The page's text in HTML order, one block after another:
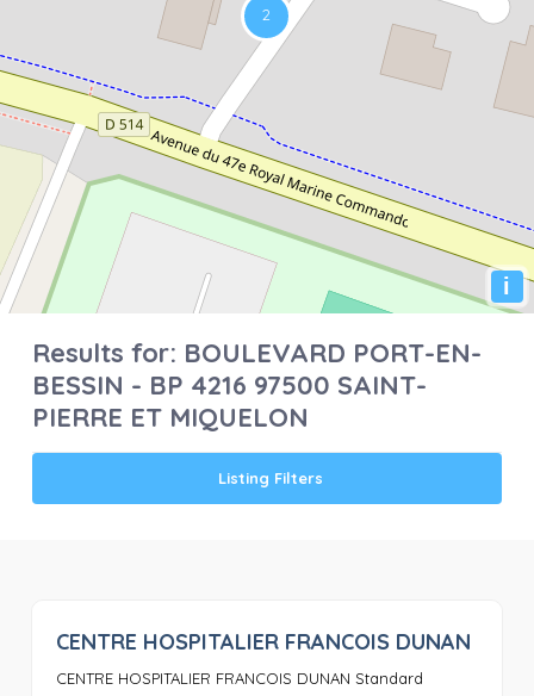
i
Results for: BOULEVARD PORT-EN-
BESSIN - BP 4216 97500 SAINT-
PIERRE ET MIQUELON
Listing Filters
0
CENTRE HOSPITALIER FRANCOIS DUNAN
CENTRE HOSPITALIER FRANCOIS DUNAN Standard